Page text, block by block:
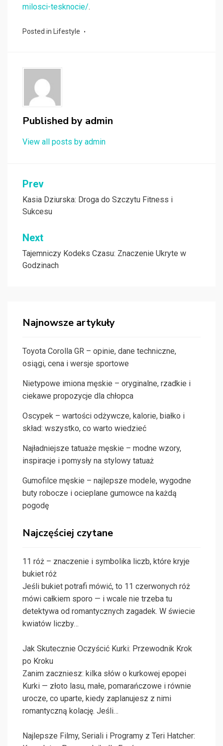
milosci-tesknocie/.
Posted in Lifestyle
Published by admin
View all posts by admin
Nawigacja
wpisu
Prev
Kasia Dziurska: Droga do Szczytu Fitness i
Sukcesu
Next
Tajemniczy Kodeks Czasu: Znaczenie Ukryte w
Godzinach
Najnowsze artykuły
Toyota Corolla GR – opinie, dane techniczne,
osiągi, cena i wersje sportowe
Nietypowe imiona męskie – oryginalne, rzadkie i
ciekawe propozycje dla chłopca
Oscypek – wartości odżywcze, kalorie, białko i
skład: wszystko, co warto wiedzieć
Najładniejsze tatuaże męskie – modne wzory,
inspiracje i pomysły na stylowy tatuaż
Gumofilce męskie – najlepsze modele, wygodne
buty robocze i ocieplane gumowce na każdą
pogodę
Najczęściej czytane
11 róż – znaczenie i symbolika liczb, które kryje
bukiet róż
Jeśli bukiet potrafi mówić, to 11 czerwonych róż
mówi całkiem sporo — i wcale nie trzeba tu
detektywa od romantycznych zagadek. W świecie
kwiatów liczby…
Jak Skutecznie Oczyścić Kurki: Przewodnik Krok
po Kroku
Zanim zaczniesz: kilka słów o kurkowej epopei
Kurki — złoto lasu, małe, pomarańczowe i równie
urocze, co uparte, kiedy zaplanujesz z nimi
romantyczną kolację. Jeśli…
Najlepsze Filmy, Seriali i Programy z Teri Hatcher: